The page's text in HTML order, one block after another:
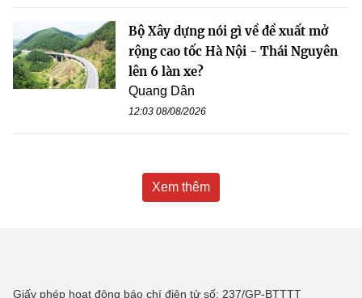
Bộ Xây dựng nói gì về đề xuất mở
rộng cao tốc Hà Nội - Thái Nguyên
lên 6 làn xe?
Quang Dân
12:03 08/08/2026
Xem thêm
Giấy phép hoạt động báo chí điện tử số: 237/GP-BTTTT